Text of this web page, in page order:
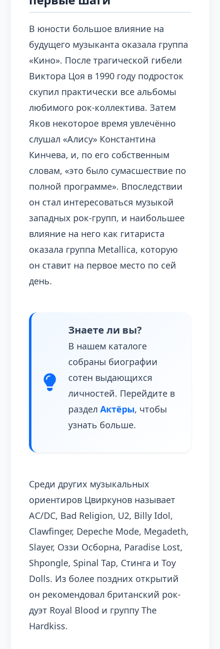
В юности большое влияние на
будущего музыканта оказала группа
«Кино». После трагической гибели
Виктора Цоя в 1990 году подросток
скупил практически все альбомы
любимого рок-коллектива. Затем
Яков некоторое время увлечённо
слушал «Алису» Константина
Кинчева, и, по его собственным
словам, «это было сумасшествие по
полной программе». Впоследствии
он стал интересоваться музыкой
западных рок-групп, и наибольшее
влияние на него как гитариста
оказала группа Metallica, которую
он ставит на первое место по сей
день.
Знаете ли вы?
В нашем каталоге
собраны биографии
сотен выдающихся
личностей. Перейдите в
разделАктёры, чтобы
узнать больше.
Среди других музыкальных
ориентиров Цвиркунов называет
AC/DC, Bad Religion, U2, Billy Idol,
Clawfinger, Depeche Mode, Megadeth,
Slayer, Оззи Осборна, Paradise Lost,
Shpongle, Spinal Tap, Стинга и Toy
Dolls. Из более поздних открытий
он рекомендовал британский рок-
дуэт Royal Blood и группу The
Hardkiss.